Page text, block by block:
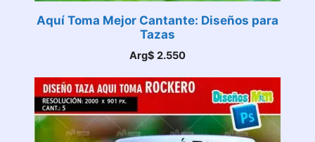
Aquí Toma Mejor Cantante: Diseños para
Tazas
Arg$ 2.550